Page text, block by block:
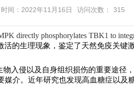
时间：2022年11月16日 访问次数： 315
directly phosphorylates TBK1 to
活的生理现象，鉴定了天然免疫关键
物 入侵以 及自身组织损伤的重要途径
媒介。 近年研究也发现高血糖症 以及